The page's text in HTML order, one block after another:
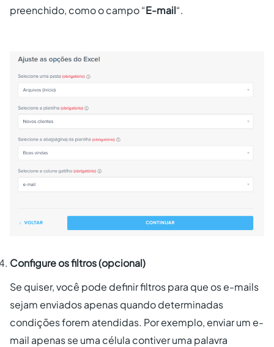
preenchido, como o campo “E-mail“.
Configure os filtros (opcional)
Se quiser, você pode definir filtros para que os e-mails
sejam enviados apenas quando determinadas
condições forem atendidas. Por exemplo, enviar um e-
mail apenas se uma célula contiver uma palavra